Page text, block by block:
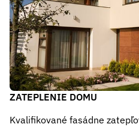
ZATEPLENIE DOMU
Kvalifikované fasádne